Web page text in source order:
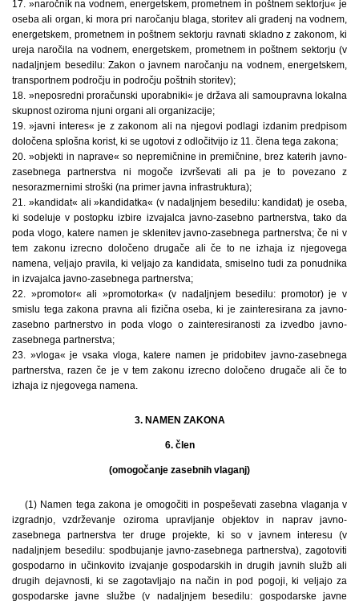
17. »naročnik na vodnem, energetskem, prometnem in poštnem sektorju« je
oseba ali organ, ki mora pri naročanju blaga, storitev ali gradenj na vodnem,
energetskem, prometnem in poštnem sektorju ravnati skladno z zakonom, ki
ureja naročila na vodnem, energetskem, prometnem in poštnem sektorju (v
nadaljnjem besedilu: Zakon o javnem naročanju na vodnem, energetskem,
transportnem področju in področju poštnih storitev);
18. »neposredni proračunski uporabniki« je država ali samoupravna lokalna
skupnost oziroma njuni organi ali organizacije;
19. »javni interes« je z zakonom ali na njegovi podlagi izdanim predpisom
določena splošna korist, ki se ugotovi z odločitvijo iz 11. člena tega zakona;
20. »objekti in naprave« so nepremičnine in premičnine, brez katerih javno-
zasebnega partnerstva ni mogoče izvrševati ali pa je to povezano z
nesorazmernimi stroški (na primer javna infrastruktura);
21. »kandidat« ali »kandidatka« (v nadaljnjem besedilu: kandidat) je oseba,
ki sodeluje v postopku izbire izvajalca javno-zasebno partnerstva, tako da
poda vlogo, katere namen je sklenitev javno-zasebnega partnerstva; če ni v
tem zakonu izrecno določeno drugače ali če to ne izhaja iz njegovega
namena, veljajo pravila, ki veljajo za kandidata, smiselno tudi za ponudnika
in izvajalca javno-zasebnega partnerstva;
22. »promotor« ali »promotorka« (v nadaljnjem besedilu: promotor) je v
smislu tega zakona pravna ali fizična oseba, ki je zainteresirana za javno-
zasebno partnerstvo in poda vlogo o zainteresiranosti za izvedbo javno-
zasebnega partnerstva;
23. »vloga« je vsaka vloga, katere namen je pridobitev javno-zasebnega
partnerstva, razen če je v tem zakonu izrecno določeno drugače ali če to
izhaja iz njegovega namena.
3. NAMEN ZAKONA
6. člen
(omogočanje zasebnih vlaganj)
(1) Namen tega zakona je omogočiti in pospeševati zasebna vlaganja v
izgradnjo, vzdrževanje oziroma upravljanje objektov in naprav javno-
zasebnega partnerstva ter druge projekte, ki so v javnem interesu (v
nadaljnjem besedilu: spodbujanje javno-zasebnega partnerstva), zagotoviti
gospodarno in učinkovito izvajanje gospodarskih in drugih javnih služb ali
drugih dejavnosti, ki se zagotavljajo na način in pod pogoji, ki veljajo za
gospodarske javne službe (v nadaljnjem besedilu: gospodarske javne